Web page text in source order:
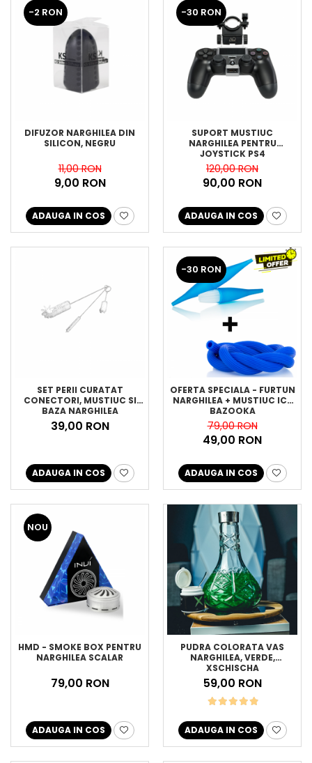
-2 RON
DIFUZOR NARGHILEA DIN
SILICON, NEGRU
11,00 RON
9,00 RON
ADAUGA IN COS
-30 RON
SUPORT MUSTIUC
NARGHILEA PENTRU
JOYSTICK PS4
120,00 RON
90,00 RON
ADAUGA IN COS
SET PERII CURATAT
CONECTORI, MUSTIUC SI
BAZA NARGHILEA
39,00 RON
ADAUGA IN COS
-30 RON
OFERTA SPECIALA - FURTUN
NARGHILEA + MUSTIUC ICE
BAZOOKA
79,00 RON
49,00 RON
ADAUGA IN COS
NOU
HMD - SMOKE BOX PENTRU
NARGHILEA SCALAR
79,00 RON
ADAUGA IN COS
PUDRA COLORATA VAS
NARGHILEA, VERDE,
XSCHISCHA
59,00 RON
ADAUGA IN COS